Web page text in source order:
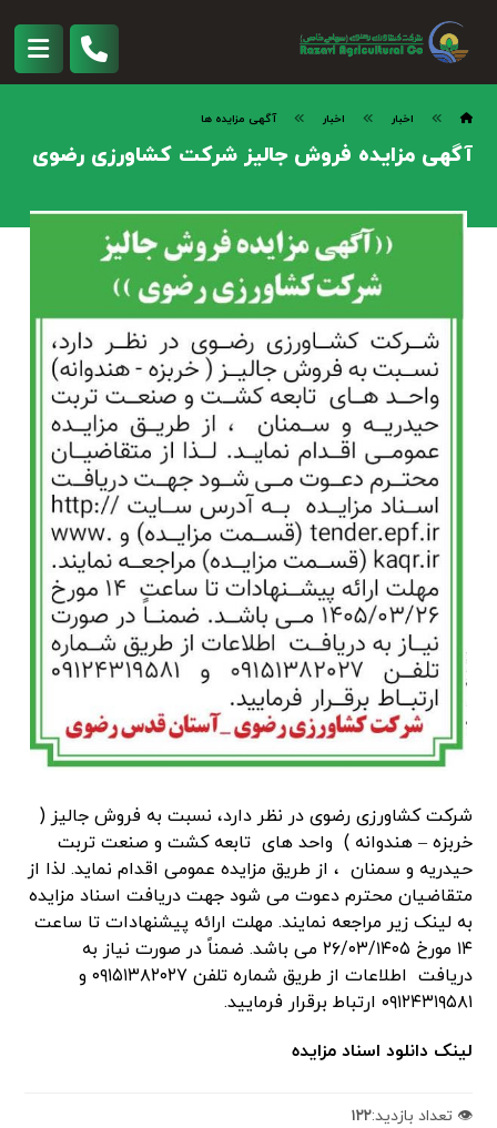
اخبار اخبار آگهی مزایده ها
آگهی مزایده فروش جالیز شرکت کشاورزی رضوی
شركت كشاورزی رضوی در نظر دارد، نسبت به فروش جالیز (
خربزه – هندوانه ) واحد های تابعه کشت و صنعت تربت
حیدریه و سمنان ، از طریق مزایده عمومی اقدام نماید. لذا از
متقاضیان محترم دعوت می شود جهت دريافت اسناد مزایده
به لینک زیر مراجعه نمايند. مهلت ارائه پيشنهادات تا ساعت
۱۴ مورخ ۲۶/۰۳/۱۴۰۵ می باشد. ضمناً در صورت نياز به
دريافت اطلاعات از طريق شماره تلفن ۰۹۱۵۱۳۸۲۰۲۷ و
۰۹۱۲۴۳۱۹۵۸۱ ارتباط برقرار فرماييد.
لینک دانلود اسناد مزایده
👁️ تعداد بازدید:۱۲۲